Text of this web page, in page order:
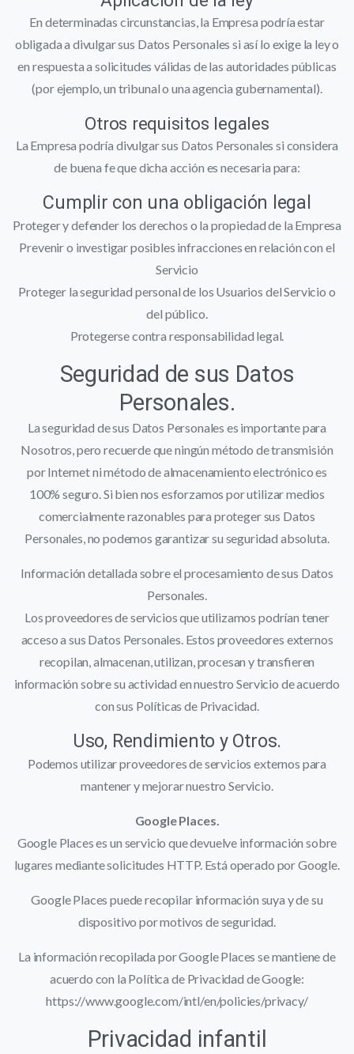
En determinadas circunstancias, la Empresa podría estar
obligada a divulgar sus Datos Personales si así lo exige la ley o
en respuesta a solicitudes válidas de las autoridades públicas
(por ejemplo, un tribunal o una agencia gubernamental).
Otros requisitos legales
La Empresa podría divulgar sus Datos Personales si considera
de buena fe que dicha acción es necesaria para:
Cumplir con una obligación legal
Proteger y defender los derechos o la propiedad de la Empresa
Prevenir o investigar posibles infracciones en relación con el
Servicio
Proteger la seguridad personal de los Usuarios del Servicio o
del público.
Protegerse contra responsabilidad legal.
Seguridad de sus Datos
Personales.
La seguridad de sus Datos Personales es importante para
Nosotros, pero recuerde que ningún método de transmisión
por Internet ni método de almacenamiento electrónico es
100% seguro. Si bien nos esforzamos por utilizar medios
comercialmente razonables para proteger sus Datos
Personales, no podemos garantizar su seguridad absoluta.
Información detallada sobre el procesamiento de sus Datos
Personales.
Los proveedores de servicios que utilizamos podrían tener
acceso a sus Datos Personales. Estos proveedores externos
recopilan, almacenan, utilizan, procesan y transfieren
información sobre su actividad en nuestro Servicio de acuerdo
con sus Políticas de Privacidad.
Uso, Rendimiento y Otros.
Podemos utilizar proveedores de servicios externos para
mantener y mejorar nuestro Servicio.
Google Places.
Google Places es un servicio que devuelve información sobre
lugares mediante solicitudes HTTP. Está operado por Google.
Google Places puede recopilar información suya y de su
dispositivo por motivos de seguridad.
La información recopilada por Google Places se mantiene de
acuerdo con la Política de Privacidad de Google:
https://www.google.com/intl/en/policies/privacy/
Privacidad infantil